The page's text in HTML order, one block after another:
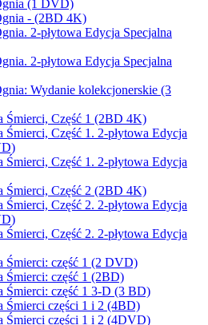
(1 DVD)
- (2BD 4K)
2-płytowa Edycja Specjalna
2-płytowa Edycja Specjalna
Wydanie kolekcjonerskie (3
Śmierci, Część 1 (2BD 4K)
Część 1. 2-płytowa Edycja
Część 1. 2-płytowa Edycja
Śmierci, Część 2 (2BD 4K)
Część 2. 2-płytowa Edycja
Część 2. 2-płytowa Edycja
Śmierci: część 1 (2 DVD)
Śmierci: część 1 (2BD)
Śmierci: część 1 3-D (3 BD)
Śmierci części 1 i 2 (4BD)
Śmierci części 1 i 2 (4DVD)